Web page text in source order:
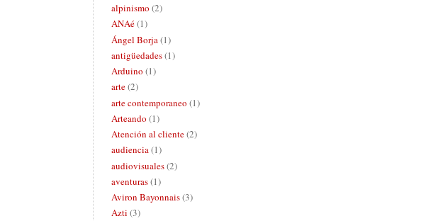
alpinismo (2)
ANAé(1)
Ángel Borja (1)
antigüedades(1)
Arduino (1)
arte(2)
arte contemporaneo (1)
Arteando (1)
Atención al cliente(2)
audiencia(1)
audiovisuales(2)
aventuras(1)
Aviron Bayonnais(3)
Azti (3)